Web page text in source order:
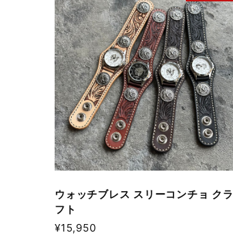
ウォッチブレス スリーコンチョ クラ
フト
¥15,950